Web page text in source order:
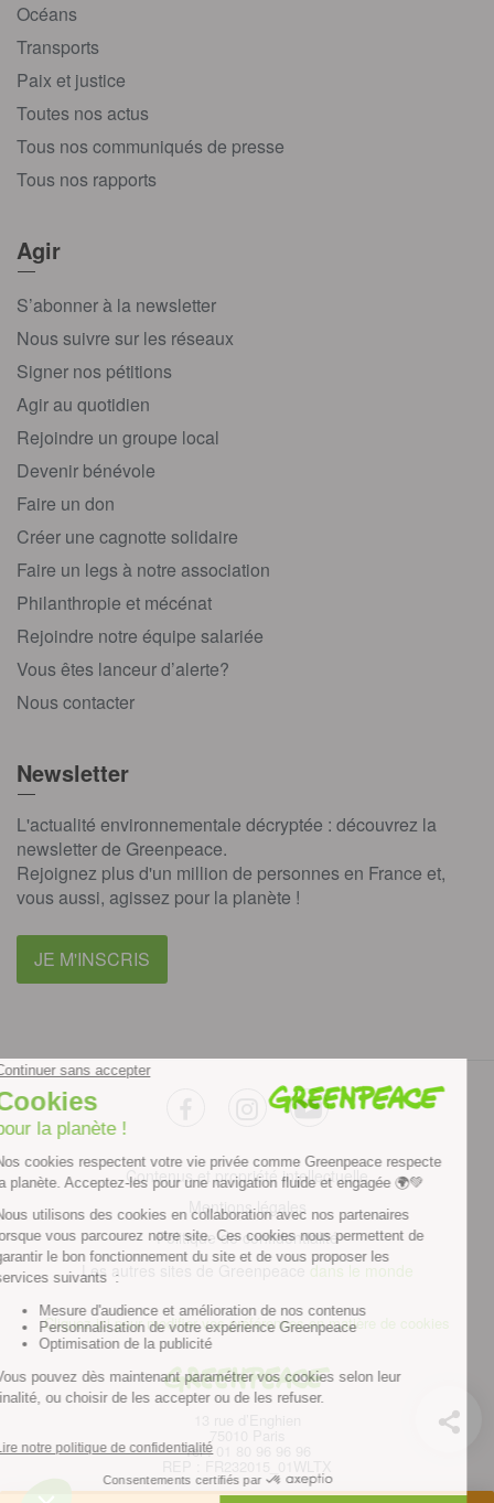
Océans
Transports
Paix et justice
Toutes nos actus
Tous nos communiqués de presse
Tous nos rapports
Agir
S’abonner à la newsletter
Nous suivre sur les réseaux
Signer nos pétitions
Agir au quotidien
Rejoindre un groupe local
Devenir bénévole
Faire un don
Créer une cagnotte solidaire
Faire un legs à notre association
Philanthropie et mécénat
Rejoindre notre équipe salariée
Vous êtes lanceur d’alerte?
Nous contacter
Newsletter
L'actualité environnementale décryptée : découvrez la
newsletter de Greenpeace.
Rejoignez plus d'un million de personnes en France et,
vous aussi, agissez pour la planète !
JE M'INSCRIS
facebookinstagramyoutube
Contenus et propriété intellectuelle
Mentions légales
Politique de confidentialité
Les autres sites de Greenpeace dans le monde
Cliquez-ici pour modifier vos préférences en matière de cookies
Greenpeace
Tel : 01 80 96 96 96